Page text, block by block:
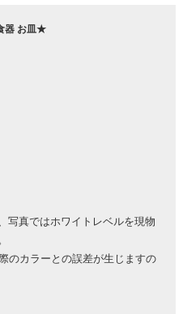
器 お皿★
写真ではホワイトレベルを現物
のカラーとの誤差が生じますの